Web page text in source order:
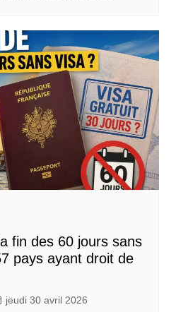
fin des 60 jours sans
pays ayant droit de
jeudi 30 avril 2026